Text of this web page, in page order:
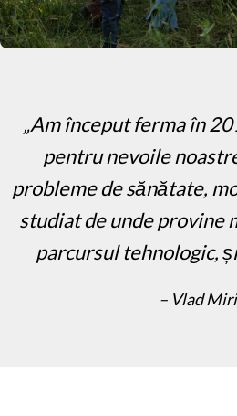
„Am început ferma în
pentru nevoile
probleme de sănătate,
studiat de unde provine
parcursul tehnologic,
– Vlad